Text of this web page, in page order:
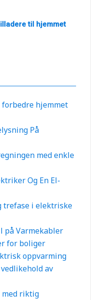
til hjemmet
hjemmet
På
med enkle
Og En El-
trefase i elektriske
på Varmekabler
for boliger
oppvarming
av
med riktig